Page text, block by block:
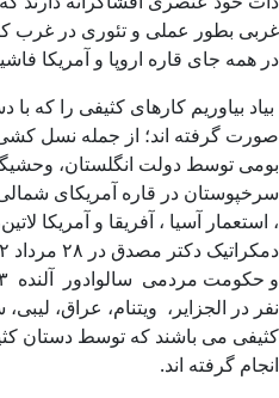
غربی بطور عملی و تئوری در غرب
در همه جای قاره اروپا و آمریکا
بیاد بیاوریم کارهای کثیفی را که
صورت گرفته اند؛ از جمله نسل کشی
بومی توسط دولت انگلستان،
سرخپوستان در قاره آمریکای
، استعمار آسیا ، آفریقا و آمریکا
نفر در الجزایر، ویتنام، عراق،
کثیفی می باشند که توسط دستان
انجام گرفته اند.